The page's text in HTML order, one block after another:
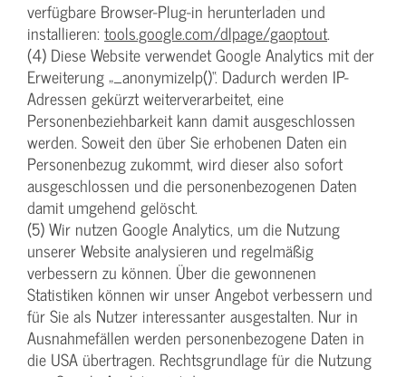
verfügbare Browser-Plug-in herunterladen und
installieren: tools.google.com/dlpage/gaoptout.
(4) Diese Website verwendet Google Analytics mit der
Erweiterung „_anonymizeIp()“. Dadurch werden IP-
Adressen gekürzt weiterverarbeitet, eine
Personenbeziehbarkeit kann damit ausgeschlossen
werden. Soweit den über Sie erhobenen Daten ein
Personenbezug zukommt, wird dieser also sofort
ausgeschlossen und die personenbezogenen Daten
damit umgehend gelöscht.
(5) Wir nutzen Google Analytics, um die Nutzung
unserer Website analysieren und regelmäßig
verbessern zu können. Über die gewonnenen
Statistiken können wir unser Angebot verbessern und
für Sie als Nutzer interessanter ausgestalten. Nur in
Ausnahmefällen werden personenbezogene Daten in
die USA übertragen. Rechtsgrundlage für die Nutzung